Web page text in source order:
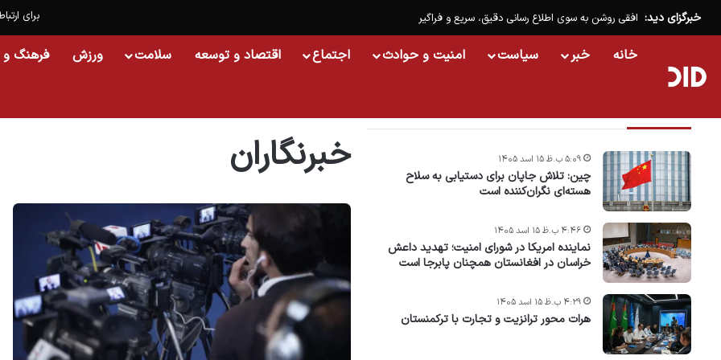
برای خبرگزای دید: افقی روشن به سوی اطلاع رسانی دقیق، سریع و فراگیر
خانه خبر سیاست امنیت و حوادث اجتماع اقتصاد و توسعه سلامت ورزش فرهنگ و
خبرنگاران
چین: تلاش جاپان برای دستیابی به سلاح
هسته‌ای نگران‌کننده است
۵:۰۹ ب.ظ ۱۵ اسد ۱۴۰۵
نماینده امریکا در شورای امنیت؛ تهدید داعش
خراسان در افغانستان همچنان پابرجا است
۴:۴۶ ب.ظ ۱۵ اسد ۱۴۰۵
هرات محور ترانزیت و تجارت با ترکمنستان
۴:۲۹ ب.ظ ۱۵ اسد ۱۴۰۵